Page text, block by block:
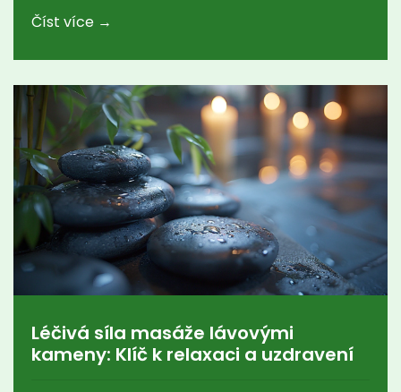
masáže byly co nejpřínosnější. Naučte se, jak
pravidelná péče může zlepšit váš celkový pocit
pohodlí.
Číst více →
Léčivá síla masáže lávovými
kameny: Klíč k relaxaci a uzdravení